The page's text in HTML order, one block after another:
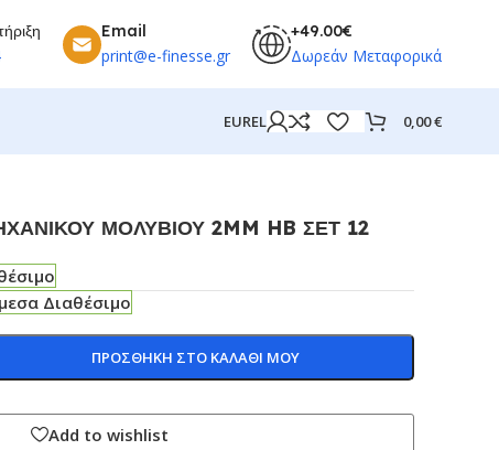
Email
print@e-finesse.gr
+49.00€
Δωρεάν Μεταφορικά
EUREL 0,00€
ΜΟΛΥΒΙΟΥ 2MM HB ΣΕΤ 12
Διαθέσιμο
ΠΡΟΣΘΗΚΗ ΣΤΟ ΚΑΛΑΘΙ ΜΟΥ
Add to wishlist